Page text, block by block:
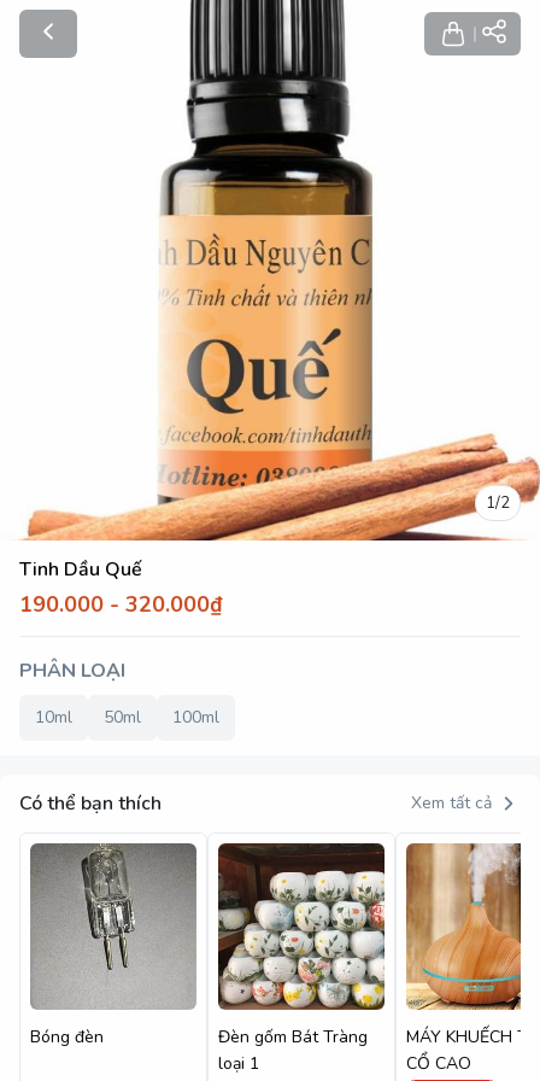
1/2
Tinh Dầu Quế
190.000 - 320.000₫
PHÂN LOẠI
10ml 50ml 100ml
Có thể bạn thích Xem tất cả
Bóng đèn
Đèn gốm Bát Tràng
loại 1
MÁY KHUẾCH
CỔ CAO